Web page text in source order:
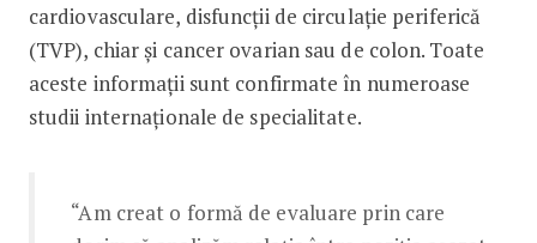
cardiovasculare, disfuncții de circulație periferică
(TVP), chiar și cancer ovarian sau de colon. Toate
aceste informații sunt confirmate în numeroase
studii internaționale de specialitate.
“Am creat o formă de evaluare prin care